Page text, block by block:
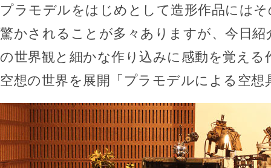
プラモデルをはじめとして造形作品には
驚かされることが多々ありますが、今日紹
の世界観と細かな作り込みに感動を覚える
空想の世界を展開「プラモデルによる空想